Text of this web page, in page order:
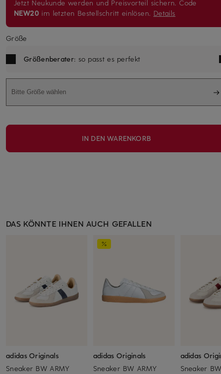
Jetzt Neukunde werden und Preisvorteil sichern. Code
NEW20 im letzten Bestellschritt einlösen. Details
Größe
Größenberater: so passt es perfekt
Bitte Größe wählen
IN DEN WARENKORB
DAS KÖNNTE IHNEN AUCH GEFALLEN
adidas Originals
Sneaker BW ARMY
adidas Originals
Sneaker BW ARMY
adidas
Sneaker